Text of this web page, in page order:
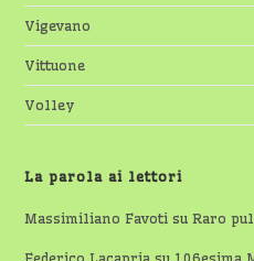
Vigevano
Vittuone
Volley
La parola ai lettori
Massimiliano Favoti suRaro